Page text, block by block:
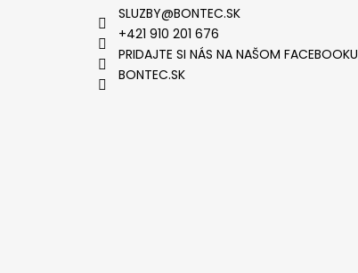
SLUZBY@BONTEC.SK
+421 910 201 676
PRIDAJTE SI NÁS NA NAŠOM FACEBOOKU
BONTEC.SK